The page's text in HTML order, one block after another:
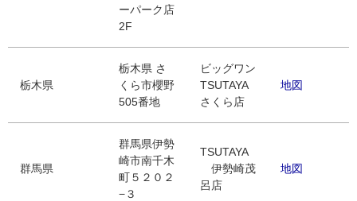
ーパーク店
2F
栃木県
栃木県 さ
くら市櫻野
505番地
ビッグワン
TSUTAYA
さくら店
地図
群馬県
群馬県伊勢
崎市南千木
町５２０２
−３
TSUTAYA
伊勢崎茂
呂店
地図